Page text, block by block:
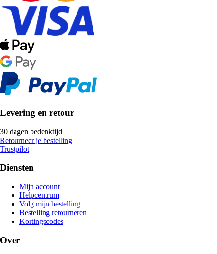
Levering en retour
30 dagen bedenktijd
Retourneer je bestelling
Trustpilot
Diensten
Mijn account
Helpcentrum
Volg mijn bestelling
Bestelling retourneren
Kortingscodes
Over